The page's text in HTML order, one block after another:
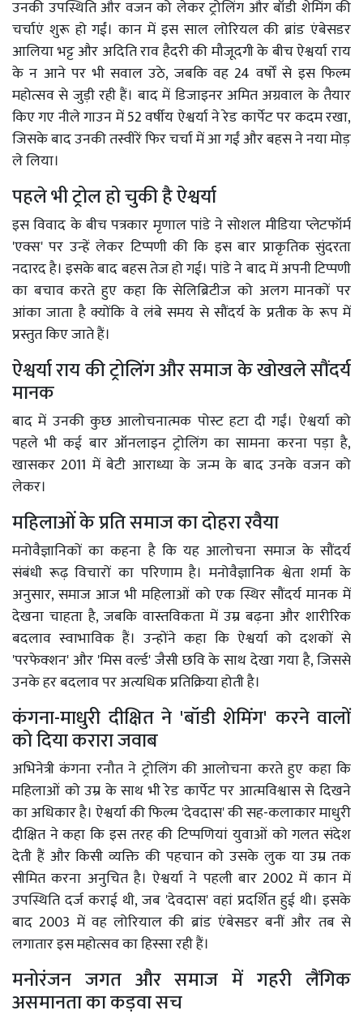
उनकी उपस्थिति और वजन को लेकर ट्रोलिंग और बॉडी शेमिंग की
चर्चाएं शुरू हो गईं। कान में इस साल लोरियल की ब्रांड एंबेसडर
आलिया भट्ट और अदिति राव हैदरी की मौजूदगी के बीच ऐश्वर्या राय
के न आने पर भी सवाल उठे, जबकि वह 24 वर्षों से इस फिल्म
महोत्सव से जुड़ी रही हैं। बाद में डिजाइनर अमित अग्रवाल के तैयार
किए गए नीले गाउन में 52 वर्षीय ऐश्वर्या ने रेड कार्पेट पर कदम रखा,
जिसके बाद उनकी तस्वीरें फिर चर्चा में आ गईं और बहस ने नया मोड़
ले लिया।
पहले भी ट्रोल हो चुकी है ऐश्वर्या
इस विवाद के बीच पत्रकार मृणाल पांडे ने सोशल मीडिया प्लेटफॉर्म
'एक्स' पर उन्हें लेकर टिप्पणी की कि इस बार प्राकृतिक सुंदरता
नदारद है। इसके बाद बहस तेज हो गई। पांडे ने बाद में अपनी टिप्पणी
का बचाव करते हुए कहा कि सेलिब्रिटीज को अलग मानकों पर
आंका जाता है क्योंकि वे लंबे समय से सौंदर्य के प्रतीक के रूप में
प्रस्तुत किए जाते हैं।
ऐश्वर्या राय की ट्रोलिंग और समाज के खोखले सौंदर्य
मानक
बाद में उनकी कुछ आलोचनात्मक पोस्ट हटा दी गईं। ऐश्वर्या को
पहले भी कई बार ऑनलाइन ट्रोलिंग का सामना करना पड़ा है,
खासकर 2011 में बेटी आराध्या के जन्म के बाद उनके वजन को
लेकर।
महिलाओं के प्रति समाज का दोहरा रवैया
मनोवैज्ञानिकों का कहना है कि यह आलोचना समाज के सौंदर्य
संबंधी रूढ़ विचारों का परिणाम है। मनोवैज्ञानिक श्वेता शर्मा के
अनुसार, समाज आज भी महिलाओं को एक स्थिर सौंदर्य मानक में
देखना चाहता है, जबकि वास्तविकता में उम्र बढ़ना और शारीरिक
बदलाव स्वाभाविक हैं। उन्होंने कहा कि ऐश्वर्या को दशकों से
'परफेक्शन' और 'मिस वर्ल्ड' जैसी छवि के साथ देखा गया है, जिससे
उनके हर बदलाव पर अत्यधिक प्रतिक्रिया होती है।
कंगना-माधुरी दीक्षित ने 'बॉडी शेमिंग' करने वालों
को दिया करारा जवाब
अभिनेत्री कंगना रनौत ने ट्रोलिंग की आलोचना करते हुए कहा कि
महिलाओं को उम्र के साथ भी रेड कार्पेट पर आत्मविश्वास से दिखने
का अधिकार है। ऐश्वर्या की फिल्म 'देवदास' की सह-कलाकार माधुरी
दीक्षित ने कहा कि इस तरह की टिप्पणियां युवाओं को गलत संदेश
देती हैं और किसी व्यक्ति की पहचान को उसके लुक या उम्र तक
सीमित करना अनुचित है। ऐश्वर्या ने पहली बार 2002 में कान में
उपस्थिति दर्ज कराई थी, जब 'देवदास' वहां प्रदर्शित हुई थी। इसके
बाद 2003 में वह लोरियाल की ब्रांड एंबेसडर बनीं और तब से
लगातार इस महोत्सव का हिस्सा रही हैं।
मनोरंजन जगत और समाज में गहरी लैंगिक
असमानता का कड़वा सच